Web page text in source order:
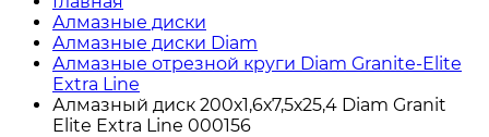
Алмазные диски
Алмазные диски Diam
Алмазные отрезной круги Diam Granite-Elite
Extra Line
Алмазный диск 200х1,6х7,5х25,4 Diam Granit
Elite Extra Line 000156